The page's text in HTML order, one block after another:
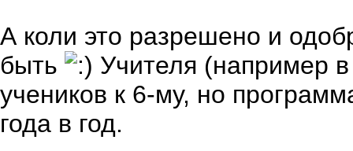
А коли это разрешено и
быть
Учителя (например
учеников к 6-му, но
года в год.